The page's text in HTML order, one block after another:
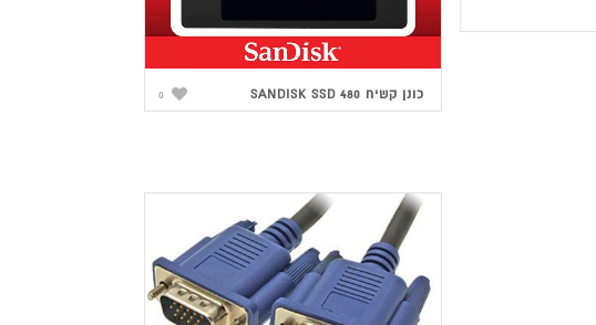
0 כונן קשיח SANDISK SSD 480